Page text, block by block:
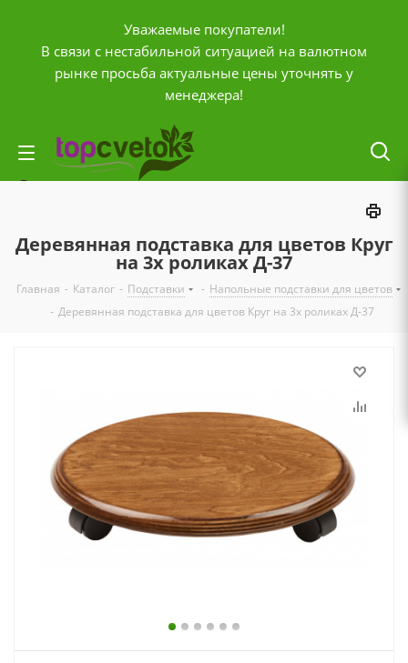
Уважаемые покупатели!
В связи с нестабильной ситуацией на валютном
рынке просьба актуальные цены уточнять у
менеджера!
Отложенные
0
Сравнение товаров
0
zakaz@topcvetok.ru
Деревянная подставка для цветов Круг
на 3х роликах Д-37
Главная - Каталог - Подставки - Напольные подставки для цветов
- Деревянная подставка для цветов Круг на 3х роликах Д-37